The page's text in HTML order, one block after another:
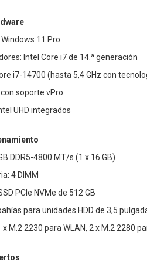
11 Pro
Intel Core i7 de 14.ª generación
i7-14700 (hasta 5,4 GHz con
soporte vPro
UHD integrados
DDR5-4800 MT/s (1 x 16 GB)
4 DIMM
PCIe NVMe de 512 GB
para unidades HDD de 3,5
M.2 2230 para WLAN, 2 x M.2 2280